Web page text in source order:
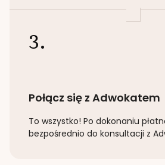
3.
Połącz się z Adwokatem
To wszystko! Po dokonaniu
bezpośrednio do konsultacji z